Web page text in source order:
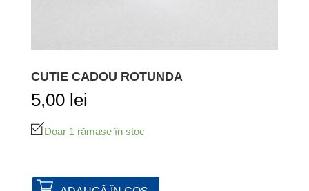
CUTIE CADOU ROTUNDA
5,00 lei
Doar 1 rămase în stoc